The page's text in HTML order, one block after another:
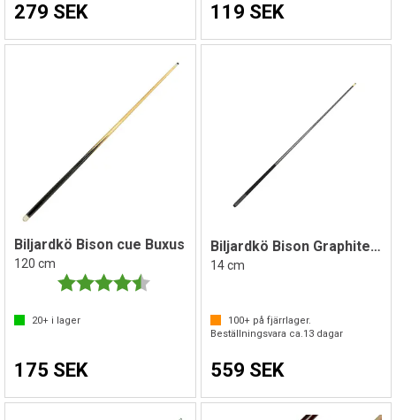
279 SEK 119 SEK
Biljardkö Bison cue Buxus
120 cm
Betyg:
4.3 utav 5 stjärnor
20+ i lager
175 SEK
Biljardkö Bison Graphite Core 1
14 cm
100+på fjärrlager.
Beställningsvara ca.13dagar
559 SEK